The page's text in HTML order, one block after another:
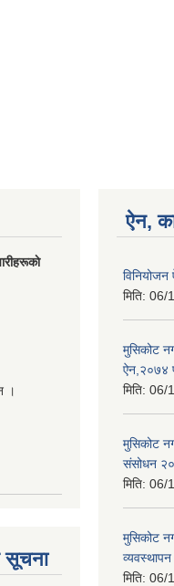
।
सूचना
ऐन,
मिति: 06/
मुसिकोट
ऐन,२०७४
मिति: 06/
मुसिकोट
संसोधन
मिति: 06/
मुसिकोट
मिति: 06/